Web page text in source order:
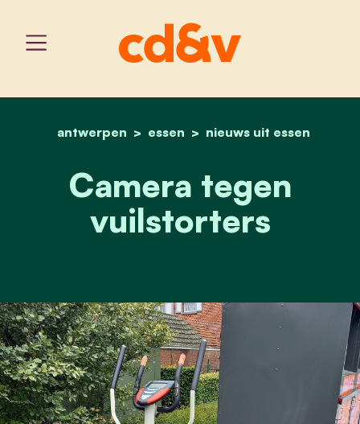
home
antwerpen essen nieuws uit essen
camera tegen
Camera tegen
vuilstorters